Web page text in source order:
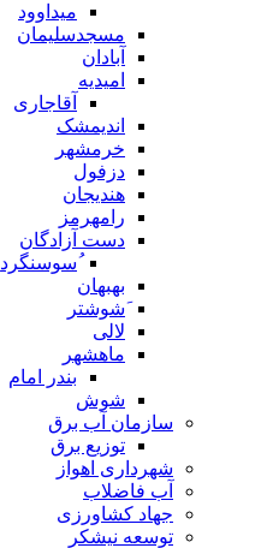
میداوود
مسجدسلیمان
آبادان
امیدیه
آقاجاری
اندیمشک
خرمشهر
دزفول
هندیجان
رامهرمز
دست آزادگان
ُسوسنگرد
بهبهان
َشوشتر
لالی
ماهشهر
بندر امام
شوش
سازمان آب برق
توزیع برق
شهرداری اهواز
آب فاضلاب
جهاد کشاورزی
توسعه نیشکر